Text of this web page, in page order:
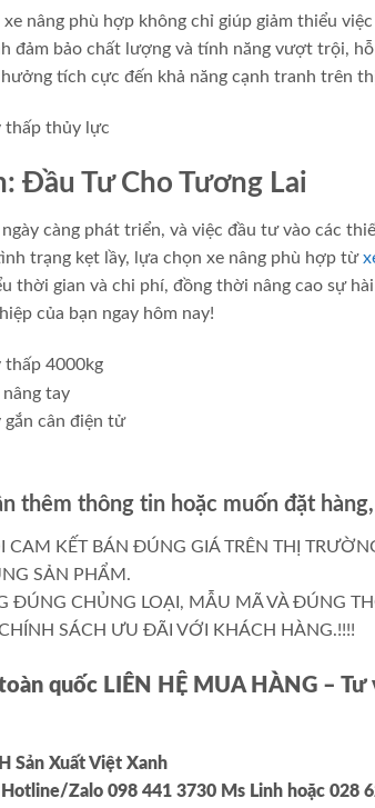
nâng phù hợp không chỉ giúp giảm thiểu
đảm bảo chất lượng và tính năng vượt trội,
hưởng tích cực đến khả năng cạnh tranh trên
Đầu Tư Cho Tương Lai
càng phát triển, và việc đầu tư vào các
trạng kẹt lầy, lựa chọn xe nâng phù hợp từ
thời gian và chi phí, đồng thời nâng cao sự
của bạn ngay hôm nay!
thêm thông tin hoặc muốn đặt
CAM KẾT BÁN ĐÚNG GIÁ TRÊN THỊ
SẢN PHẨM.
ĐÚNG CHỦNG LOẠI, MẪU MÃ VÀ ĐÚNG
SÁCH ƯU ĐÃI VỚI KHÁCH HÀNG.!!!!
quốc LIÊN HỆ MUA HÀNG –
Sản Xuất Việt Xanh
/Zalo 098 441 3730 Ms Linh hoặc 028